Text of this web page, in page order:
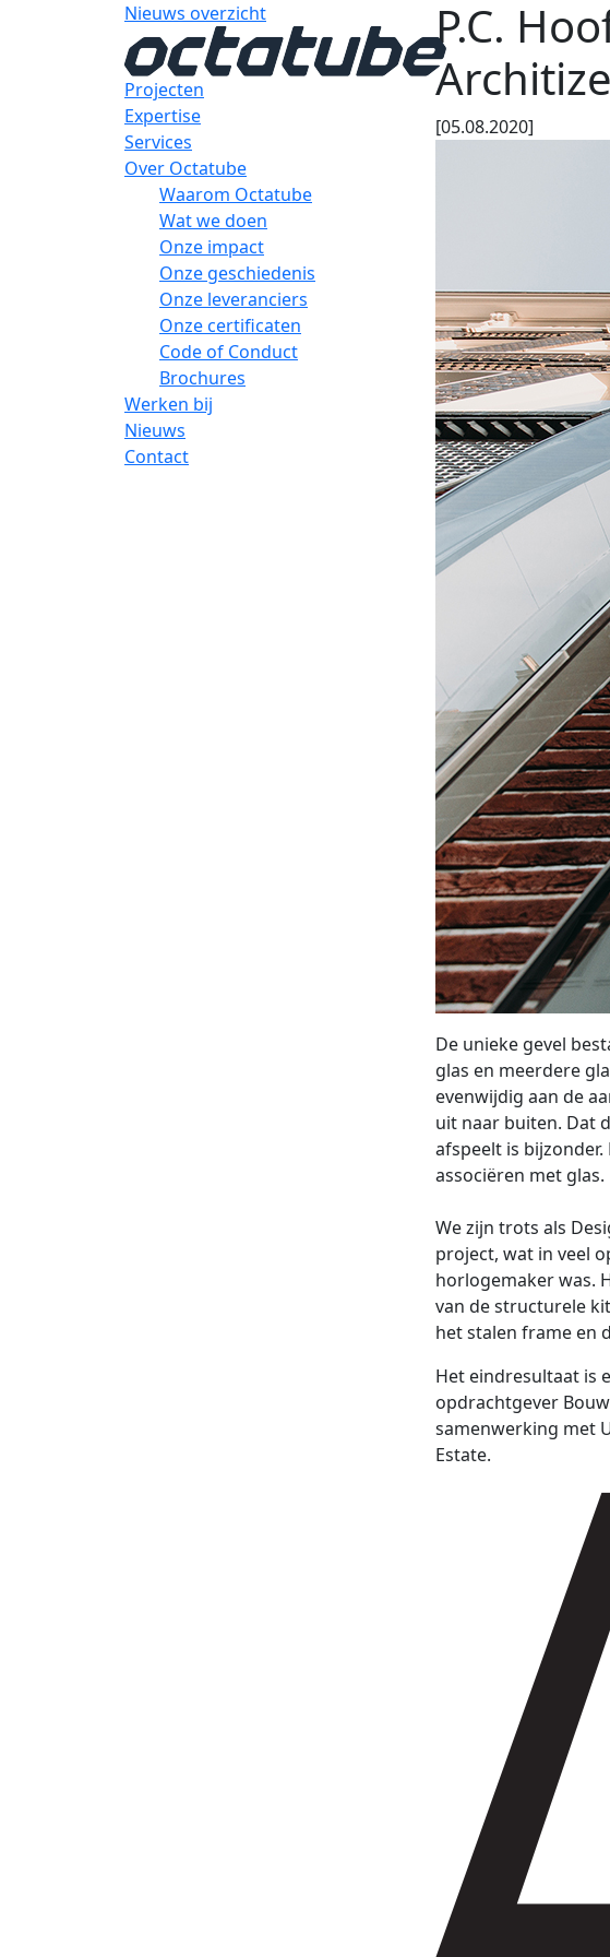
Projecten
Expertise
Services
Over Octatube
Waarom Octatube
Wat we doen
Onze impact
Onze geschiedenis
Onze leveranciers
Onze certificaten
Code of Conduct
Brochures
Werken bij
Nieuws
Contact
Nieuws overzicht
P.C.
[05.08.2020]
De unieke gevel
glas en meerdere
evenwijdig aan de
uit naar buiten. Dat
afspeelt is
associëren met glas.
We zijn trots als
project, wat in veel
horlogemaker was.
van de structurele
het stalen frame en
Het eindresultaat is
opdrachtgever
samenwerking met
Estate.